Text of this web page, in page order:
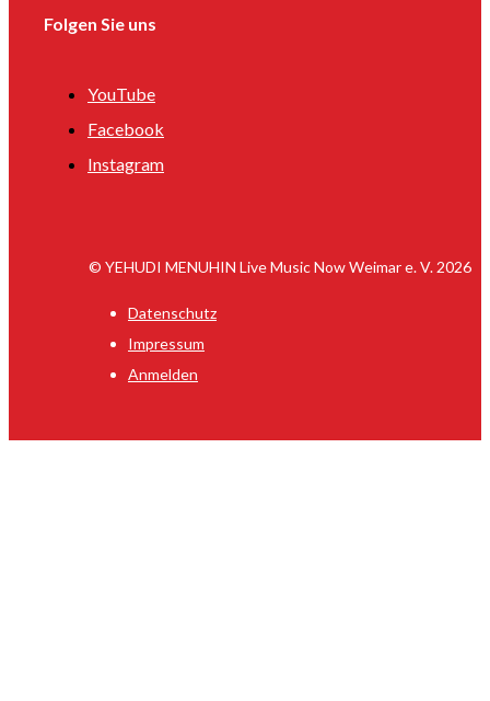
Folgen Sie uns
YouTube
Facebook
Instagram
© YEHUDI MENUHIN Live Music Now Weimar e. V. 2026
Datenschutz
Impressum
Anmelden